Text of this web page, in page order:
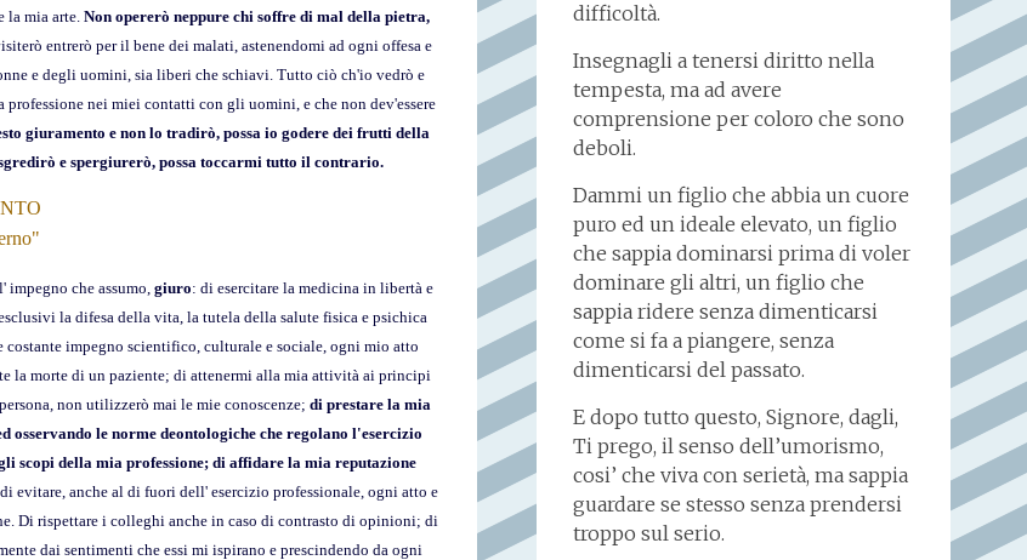
la mia arte.Non opererò neppure chi soffre di mal della pietra,
entrerò per il bene dei malati, astenendomi ad ogni offesa e
e degli uomini, sia liberi che schiavi. Tutto ciò ch'io vedrò e
nei miei contatti con gli uomini, e che non dev'essere
giuramento e non lo tradirò, possa io godere dei frutti della
e spergiurerò, possa toccarmi tutto il contrario.
che assumo, giuro: di esercitare la medicina in libertà e
la difesa della vita, la tutela della salute fisica e psichica
impegno scientifico, culturale e sociale, ogni mio atto
la morte di un paziente; di attenermi alla mia attività ai principi
non utilizzerò mai le mie conoscenze; di prestare la mia
osservando le norme deontologiche che regolano l'esercizio
scopi della mia professione; di affidare la mia reputazione
di evitare, anche al di fuori dell' esercizio professionale, ogni atto e
Di rispettare i colleghi anche in caso di contrasto di opinioni; di
dai sentimenti che essi mi ispirano e prescindendo da ogni
difficoltà.
Insegnagli a tenersi diritto nella
tempesta, ma ad avere
comprensione per coloro che sono
deboli.
Dammi un figlio che abbia un cuore
puro ed un ideale elevato, un figlio
che sappia dominarsi prima di voler
dominare gli altri, un figlio che
sappia ridere senza dimenticarsi
come si fa a piangere, senza
dimenticarsi del passato.
E dopo tutto questo, Signore, dagli,
Ti prego, il senso dell’umorismo,
cosi’ che viva con serietà, ma sappia
guardare se stesso senza prendersi
troppo sul serio.